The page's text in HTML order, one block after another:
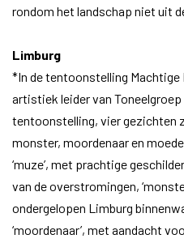
rondom het landschap niet uit
Limburg
*In de tentoonstelling Machtige
artistiek leider van
tentoonstelling, vier gezichten
monster, moordenaar en
‘muze’, met prachtige
van de overstromingen,
ondergelopen Limburg
‘moordenaar’, met aandacht